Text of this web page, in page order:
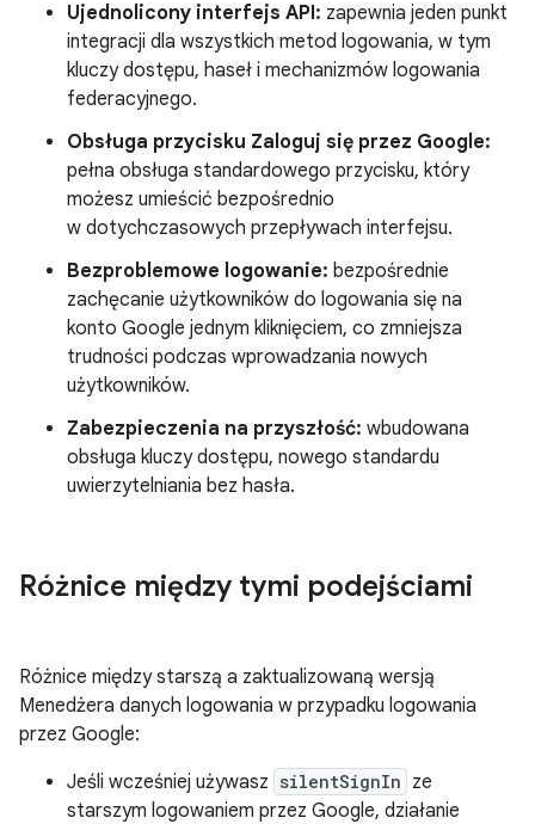
Ujednolicony interfejs API: zapewnia jeden punkt
integracji dla wszystkich metod logowania, w tym
kluczy dostępu, haseł i mechanizmów logowania
federacyjnego.
Obsługa przycisku Zaloguj się przez Google:
pełna obsługa standardowego przycisku, który
możesz umieścić bezpośrednio
w dotychczasowych przepływach interfejsu.
Bezproblemowe logowanie: bezpośrednie
zachęcanie użytkowników do logowania się na
konto Google jednym kliknięciem, co zmniejsza
trudności podczas wprowadzania nowych
użytkowników.
Zabezpieczenia na przyszłość: wbudowana
obsługa kluczy dostępu, nowego standardu
uwierzytelniania bez hasła.
Różnice między tymi podejściami
Różnice między starszą a zaktualizowaną wersją
Menedżera danych logowania w przypadku logowania
przez Google:
Jeśli wcześniej używasz silentSignIn ze
starszym logowaniem przez Google, działanie